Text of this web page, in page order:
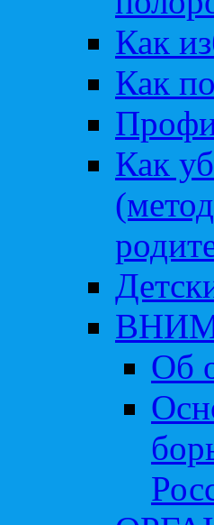
Как
Как
Как
Об